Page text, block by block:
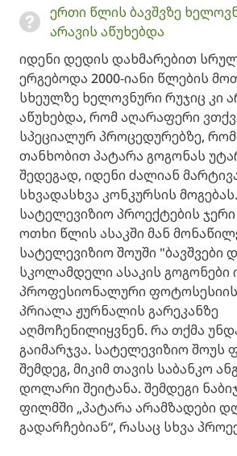
ერთი წლის ბავშვზე
არავის აწუხებდა
იდენი დედის დახმარებით
ერგებოდა 2000-იანი წლების
სხეულზე ხელოვნური რუჯიც კი
აწუხებდა, რომ აღარაფერი
სპეციალურ პროცედურებზე,
თანხობით პატარა გოგონას
შედეგად, იდენი ძალიან
სხვადასხვა კონკურსის
სატელევიზიო პროექტების
ოთხი წლის ასაკში მან
სატელევიზიო შოუში "ბავშვები
სკოლამდელი ასაკის გოგონები
პროფესიონალური
პრიალა ჟურნალის გარეკანზე
აღმოჩენილიყვნენ. რა თქმა
გაიმარჯვა. სატელევიზიო შოუს
შემდეგ, მიკიმ თავის საბანკო
დოლარი შეიტანა. შემდეგი
ფილმში „პატარა არამზადები
გადარჩებიან“, რასაც სხვა